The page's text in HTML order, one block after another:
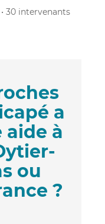
30 intervenants
a
aide à
ou
?